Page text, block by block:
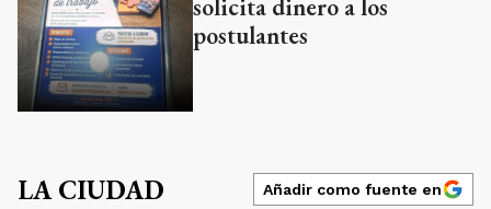
solicita dinero a los
postulantes
LA CIUDAD Añadir como fuente en